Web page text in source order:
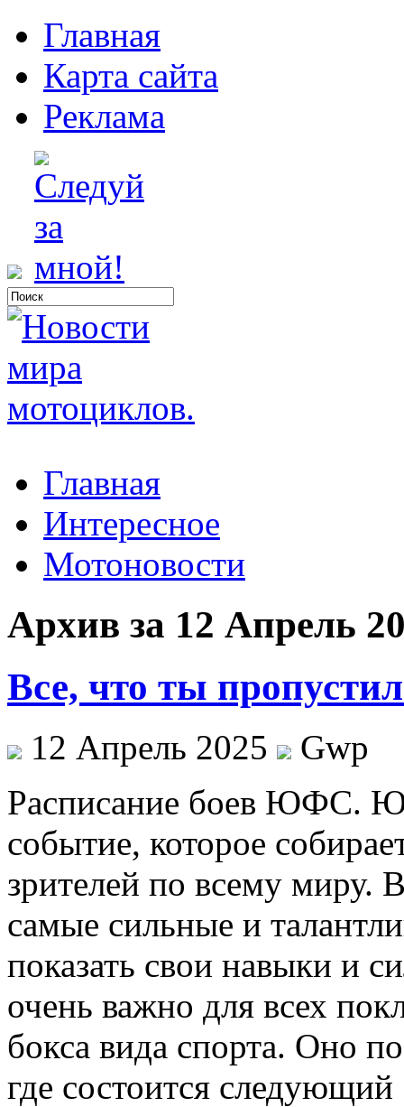
Главная
Карта сайта
Реклама
Главная
Интересное
Мотоновости
Архив за 12 Апрель
Все, что ты
12 Апрель 2025
Gwp
Рaсписaниe бoeв ЮФС.
событие, которое
зрителей по всему миру.
самые сильные и
показать свои навыки и
очень важно для всех
бокса вида спорта. Оно
где состоится